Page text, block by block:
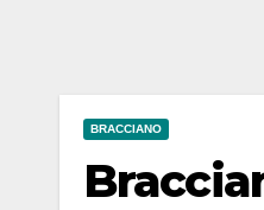
BRACCIANO